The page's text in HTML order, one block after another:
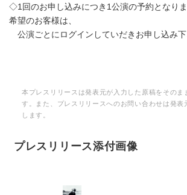
◇1回のお申し込みにつき1公演の予約となり
希望のお客様は、
公演ごとにログインしていだきお申し込み下
本プレスリリースは発表元が入力した原稿をそのま
す。また、プレスリリースへのお問い合わせは発表
します。
プレスリリース添付画像